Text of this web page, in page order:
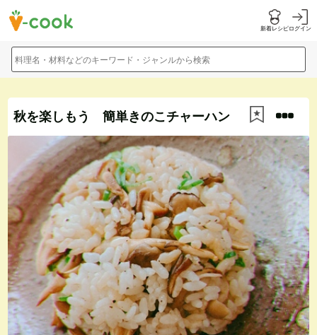
新着レシピログイン
料理名・材料などのキーワード・ジャンルから検索
秋を楽しもう 簡単きのこチャーハン